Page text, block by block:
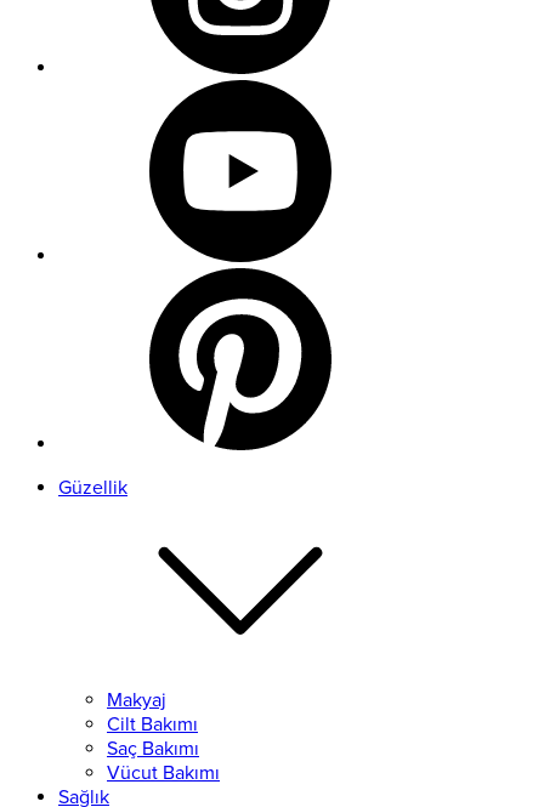
Güzellik
Makyaj
Cilt Bakımı
Saç Bakımı
Vücut Bakımı
Sağlık